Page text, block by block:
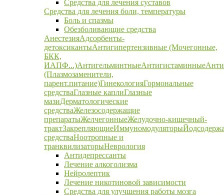
Средства для лечения суставов
Средства для лечения боли, температуры
Боль и спазмы
Обезболивающие средства
АнестезияАдсорбенты-
детоксикантыАнтигипертензивные (Мочегонные,
БКК,
ИАПФ...)АнтигельминтныеАнтигистаминные
(Плазмозаменители,
парент.питание)ГинекологияГормональные
средстваГлазные каплиГлазные
мазиДерматологические
средстваЖелезосодержащие
препаратыЖелчегонныеЖелудочно-кишечный-
трактЗакрепляющиеИммуномодуляторы
средстваНоотропные и
транквилизаторыНеврология
Антидепрессанты
Лечение алкоголизма
Нейролептик
Лечение никотиновой зависимости
Средства для улучшения работы мозга